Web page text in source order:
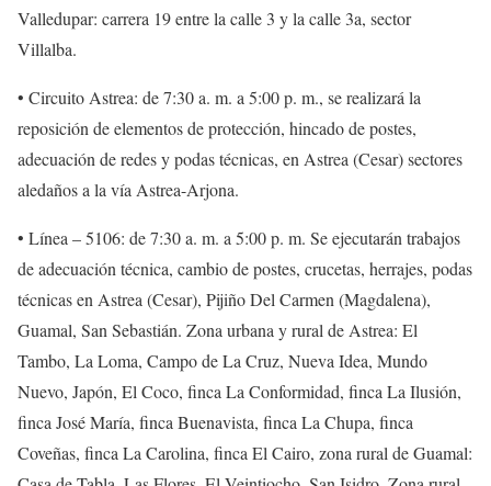
Valledupar: carrera 19 entre la calle 3 y la calle 3a, sector
Villalba.
• Circuito Astrea: de 7:30 a. m. a 5:00 p. m., se realizará la
reposición de elementos de protección, hincado de postes,
adecuación de redes y podas técnicas, en Astrea (Cesar) sectores
aledaños a la vía Astrea-Arjona.
• Línea – 5106: de 7:30 a. m. a 5:00 p. m. Se ejecutarán trabajos
de adecuación técnica, cambio de postes, crucetas, herrajes, podas
técnicas en Astrea (Cesar), Pijiño Del Carmen (Magdalena),
Guamal, San Sebastián. Zona urbana y rural de Astrea: El
Tambo, La Loma, Campo de La Cruz, Nueva Idea, Mundo
Nuevo, Japón, El Coco, finca La Conformidad, finca La Ilusión,
finca José María, finca Buenavista, finca La Chupa, finca
Coveñas, finca La Carolina, finca El Cairo, zona rural de Guamal: